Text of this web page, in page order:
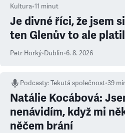
Kultura•11 minut
Je divné říci, že jsem
ten Glenův to ale
Petr Horký•Dublin•6. 8. 2026
Podcasty:Tekutá společnost•39
Natálie Kocábová:
nenávidím, když mi
něčem brání